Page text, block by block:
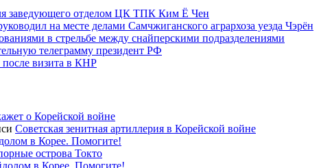
заведующего отделом ЦК ТПК Ким Ё Чен
на месте делами Самчжиганского агрархоза уезда Чэрён
в стрельбе между снайперскими подразделениями
телеграмму президент РФ
визита в КНР
о Корейской войне
Советская зенитная артиллерия в Корейской войне
в Корее. Помогите!
острова Токто
в Корее. Помогите!